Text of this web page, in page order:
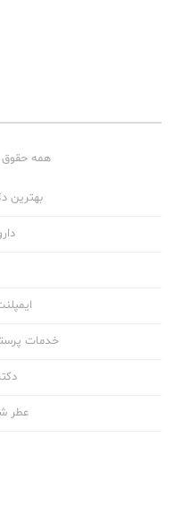
همه حقوق
بهترین
خدمات
عطر